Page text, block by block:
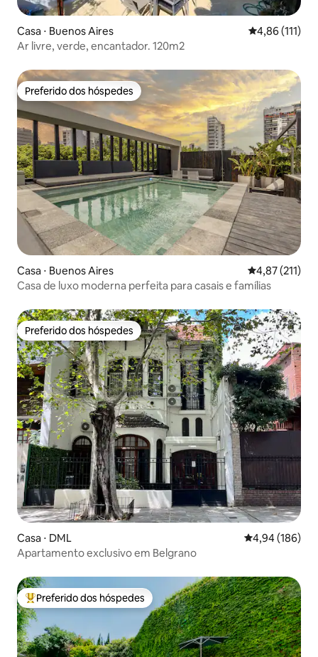
Casa ⋅ Buenos Aires 4,86 de uma
4,86 (111)
Ar livre, verde, encantador. 120m2
Preferido dos hóspedes
Preferido dos hóspedes
Casa ⋅ Buenos Aires 4,87 de uma
4,87 (211)
Casa de luxo moderna perfeita para casais e famílias
Preferido dos hóspedes
Preferido dos hóspedes
Casa ⋅ DML 4,94 de uma
4,94 (186)
Apartamento exclusivo em Belgrano
Entre os melhores preferidos dos hóspedes
Preferido dos hóspedes